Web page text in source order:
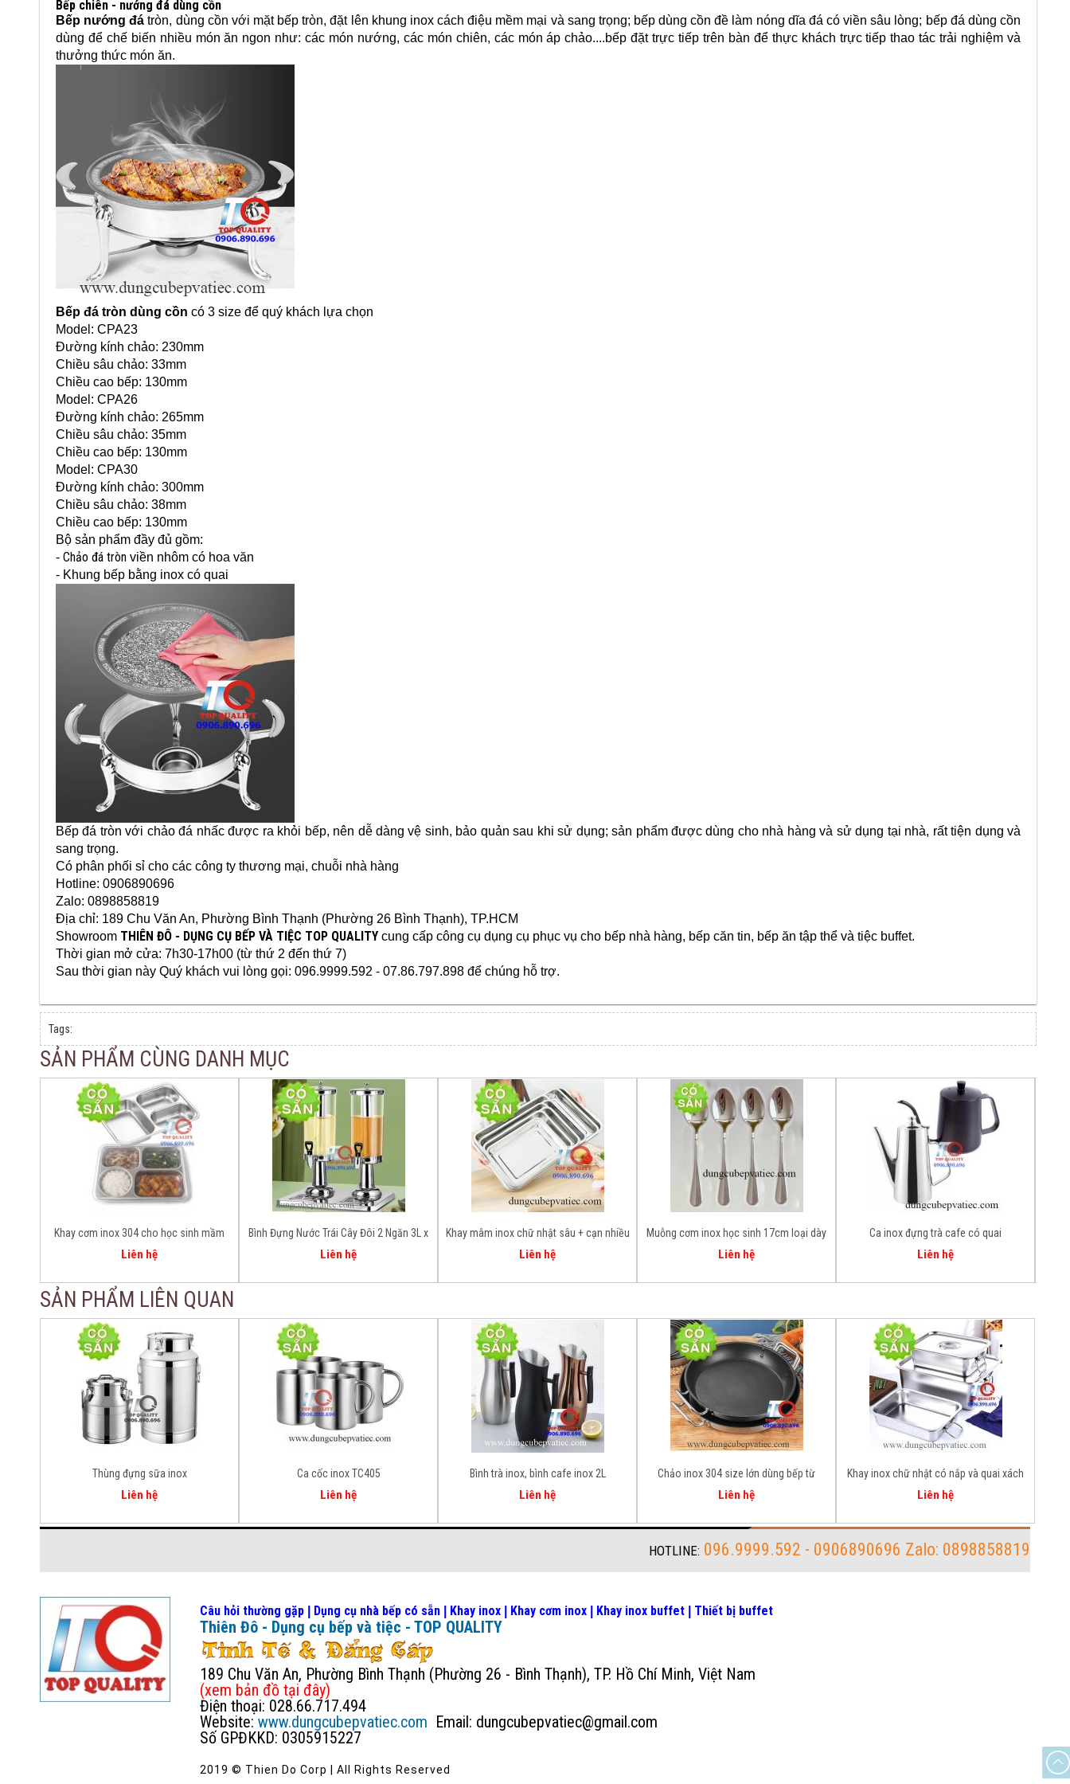
Bếp chiên - nướng đá dùng cồn
Bếp nướng đá tròn, dùng cồn với mặt bếp tròn, đặt lên khung inox cách điệu mềm mại và sang trọng; bếp dùng cồn đề làm nóng dĩa đá có viền sâu lòng; bếp đá dùng cồn
dùng để chế biến nhiều món ăn ngon như: các món nướng, các món chiên, các món áp chảo....bếp đặt trực tiếp trên bàn để thực khách trực tiếp thao tác trải nghiệm và
thưởng thức món ăn.
Bếp đá tròn dùng cồn có 3 size để quý khách lựa chọn
Model: CPA23
Đường kính chảo: 230mm
Chiều sâu chảo: 33mm
Chiều cao bếp: 130mm
Model: CPA26
Đường kính chảo: 265mm
Chiều sâu chảo: 35mm
Chiều cao bếp: 130mm
Model: CPA30
Đường kính chảo: 300mm
Chiều sâu chảo: 38mm
Chiều cao bếp: 130mm
Bộ sản phẩm đầy đủ gồm:
- Chảo đá tròn viền nhôm có hoa văn
- Khung bếp bằng inox có quai
Bếp đá tròn với chảo đá nhấc được ra khỏi bếp, nên dễ dàng vệ sinh, bảo quản sau khi sử dụng; sản phẩm được dùng cho nhà hàng và sử dụng tại nhà, rất tiện dụng và
sang trọng.
Có phân phối sỉ cho các công ty thương mại, chuỗi nhà hàng
Hotline: 0906890696
Zalo: 0898858819
Địa chỉ: 189 Chu Văn An, Phường Bình Thạnh (Phường 26 Bình Thạnh), TP.HCM
Showroom THIÊN ĐÔ - DỤNG CỤ BẾP VÀ TIỆC TOP QUALITY cung cấp công cụ dụng cụ phục vụ cho bếp nhà hàng, bếp căn tin, bếp ăn tập thể và tiệc buffet.
Thời gian mở cửa: 7h30-17h00 (từ thứ 2 đến thứ 7)
Sau thời gian này Quý khách vui lòng gọi: 096.9999.592 - 07.86.797.898 để chúng hỗ trợ.
Tags:
SẢN PHẨM CÙNG DANH MỤC
Khay cơm inox 304 cho học sinh mầm
non, tiểu học – An toàn thực phẩm
Liên hệ
Bình Đựng Nước Trái Cây Đôi 2 Ngăn 3L x
2 – Giải Pháp Phục Vụ Đồ Uống Chuyên
Liên hệ
Khay mâm inox chữ nhật sâu + cạn nhiều
size
Liên hệ
Muỗng cơm inox học sinh 17cm loại dày
sáng bóng
Liên hệ
Ca inox đựng trà cafe có quai
Liên hệ
SẢN PHẨM LIÊN QUAN
Thùng đựng sữa inox
Liên hệ
Ca cốc inox TC405
Liên hệ
Bình trà inox, bình cafe inox 2L
Liên hệ
Chảo inox 304 size lớn dùng bếp từ
Liên hệ
Khay inox chữ nhật có nắp và quai xách
Liên hệ
HOTLINE: 096.9999.592 - 0906890696 Zalo: 0898858819
Câu hỏi thường gặp| Dụng cụ nhà bếp có sẵn| Khay inox| Khay cơm inox| Khay inox buffet| Thiết bị buffet
Thiên Đô - Dụng cụ bếp và tiệc - TOP QUALITY
189 Chu Văn An, Phường Bình Thạnh (Phường 26 - Bình Thạnh), TP. Hồ Chí Minh, Việt Nam
(xem bản đồ tại đây)
Điện thoại: 028.66.717.494
Website: www.dungcubepvatiec.com Email: dungcubepvatiec@gmail.com
Số GPĐKKD: 0305915227
2019 © Thien Do Corp | All Rights Reserved